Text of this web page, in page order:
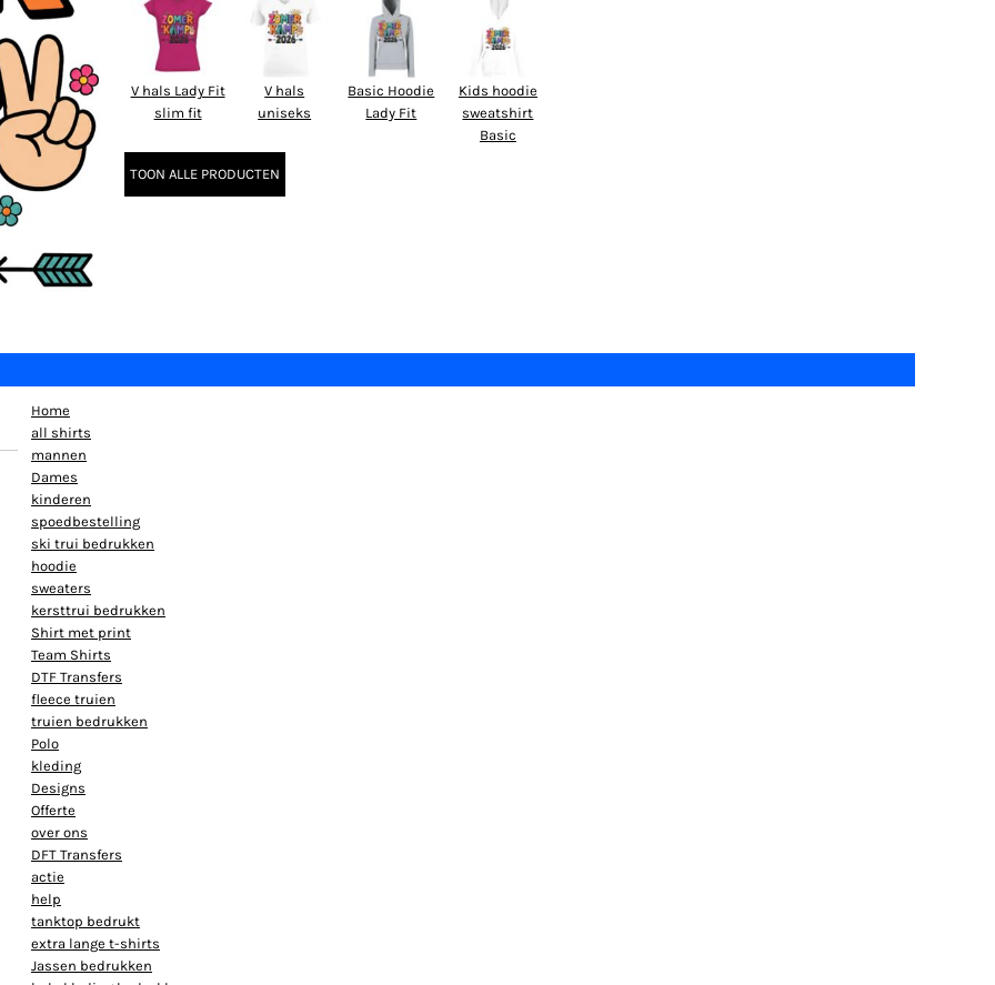
V hals Lady Fit
slim fit
V hals
uniseks
Basic Hoodie
Lady Fit
Kids hoodie
sweatshirt
Basic
TOON ALLE PRODUCTEN
Home
all shirts
mannen
Dames
kinderen
spoedbestelling
ski trui bedrukken
hoodie
sweaters
kersttrui bedrukken
Shirt met print
Team Shirts
DTF Transfers
fleece truien
truien bedrukken
Polo
kleding
Designs
Offerte
over ons
DFT Transfers
actie
help
tanktop bedrukt
extra lange t-shirts
Jassen bedrukken